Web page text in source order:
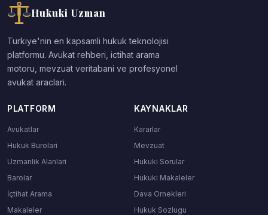
Hukuki Uzman
Turkiye'nin en kapsamli hukuk teknolojisi
platformu. Avukat rehberi, ictihat arama
motoru, mevzuat veritabani ve profesyonel
avukat araclari.
PLATFORM
Avukatlar
Hukuk Burolari
Uzmanlik Alanlari
Barolar
İçtihat Arama
Makaleler
KAYNAKLAR
Kararlar
Mevzuat
Hukuki Sorular
Hukuki Makaleler
Dava Ornekleri
Hukuk Sozlugu